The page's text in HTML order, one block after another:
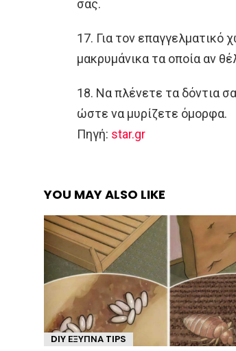
σας.
17. Για τον επαγγελματικό
μακρυμάνικα τα οποία αν
18. Να πλένετε τα δόντια
ώστε να μυρίζετε όμορφα.
Πηγή: star.gr
YOU MAY ALSO LIKE
DIY ΈΞΥΠΝΑ TIPS